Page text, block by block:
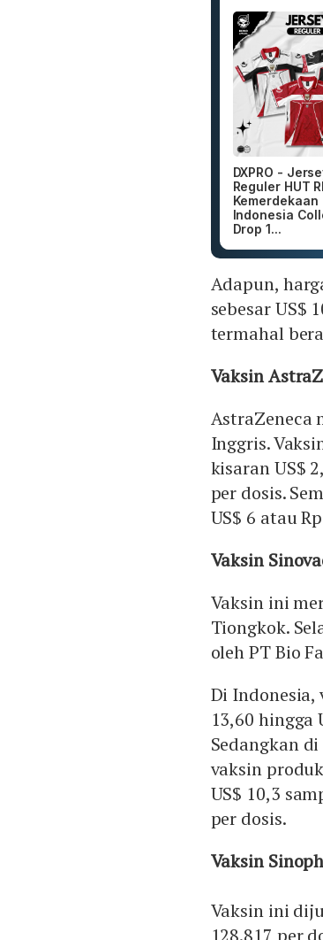
DXPRO -
Reguler HUT RI
Kemerdekaan
Indonesia
Drop 1...
Adapun,
sebesar US$
termahal
Vaksin
AstraZeneca
Inggris.
kisaran US$
per dosis.
US$ 6 atau
Vaksin
Vaksin ini
Tiongkok.
oleh PT Bio
Di Indonesia,
13,60 hingga
Sedangkan
vaksin
US$ 10,3
per dosis.
Vaksin
Vaksin ini